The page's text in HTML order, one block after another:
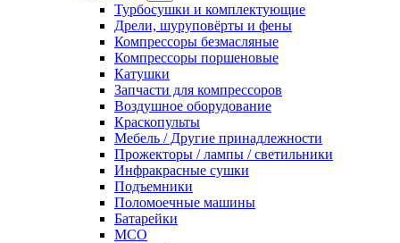
Турбосушки и комплектующие
Дрели, шуруповёрты и фены
Компрессоры безмасляные
Компрессоры поршеновые
Катушки
Запчасти для компрессоров
Воздушное оборудование
Краскопульты
Мебель / Другие принадлежности
Прожекторы / лампы / светильники
Инфракрасные сушки
Подъемники
Поломоечные машины
Батарейки
МСО